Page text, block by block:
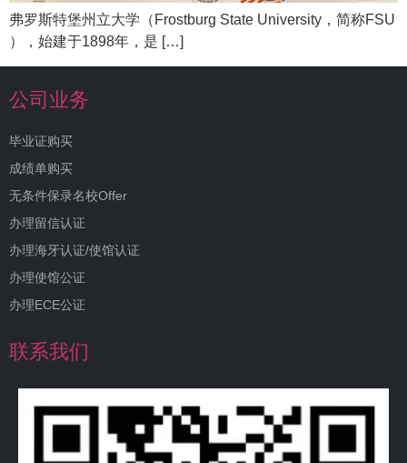
弗罗斯特堡州立大学（Frostburg State University，简称FSU
），始建于1898年，是 […]
公司业务
毕业证购买
成绩单购买
无条件保录名校Offer
办理留信认证
办理海牙认证/使馆认证
办理使馆公证
办理ECE公证
联系我们